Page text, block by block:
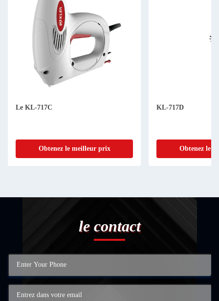
Le KL-717C
Obtenez le meilleur prix
KL-717D
Obtenez le
le contact